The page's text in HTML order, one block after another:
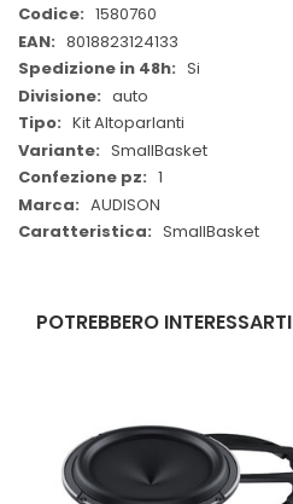
Maggiori
Informazioni
1580760
8018823124133
Si
auto
Kit Altoparlanti
SmallBasket
1
AUDISON
SmallBasket
POTREBBERO INTERESSARTI